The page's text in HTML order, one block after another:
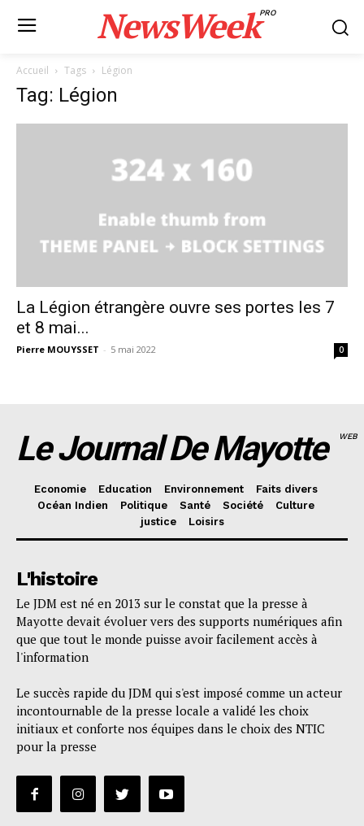
NewsWeekPRO
Accueil Tags Légion
Tag: Légion
La Légion étrangère ouvre ses portes les 7
et 8 mai...
Pierre MOUYSSET - 5 mai 2022 0
Le Journal De Mayotte WEB
Economie Education Environnement
Faits divers
Océan Indien
Politique Santé Société
Culture
justice
Loisirs
L'histoire
Le JDM est né en 2013 sur le constat que la presse à
Mayotte devait évoluer vers des supports numériques afin
que que tout le monde puisse avoir facilement accès à
l'information
Le succès rapide du JDM qui s'est imposé comme un acteur
incontournable de la presse locale a validé les choix
initiaux et conforte nos équipes dans le choix des NTIC
pour la presse